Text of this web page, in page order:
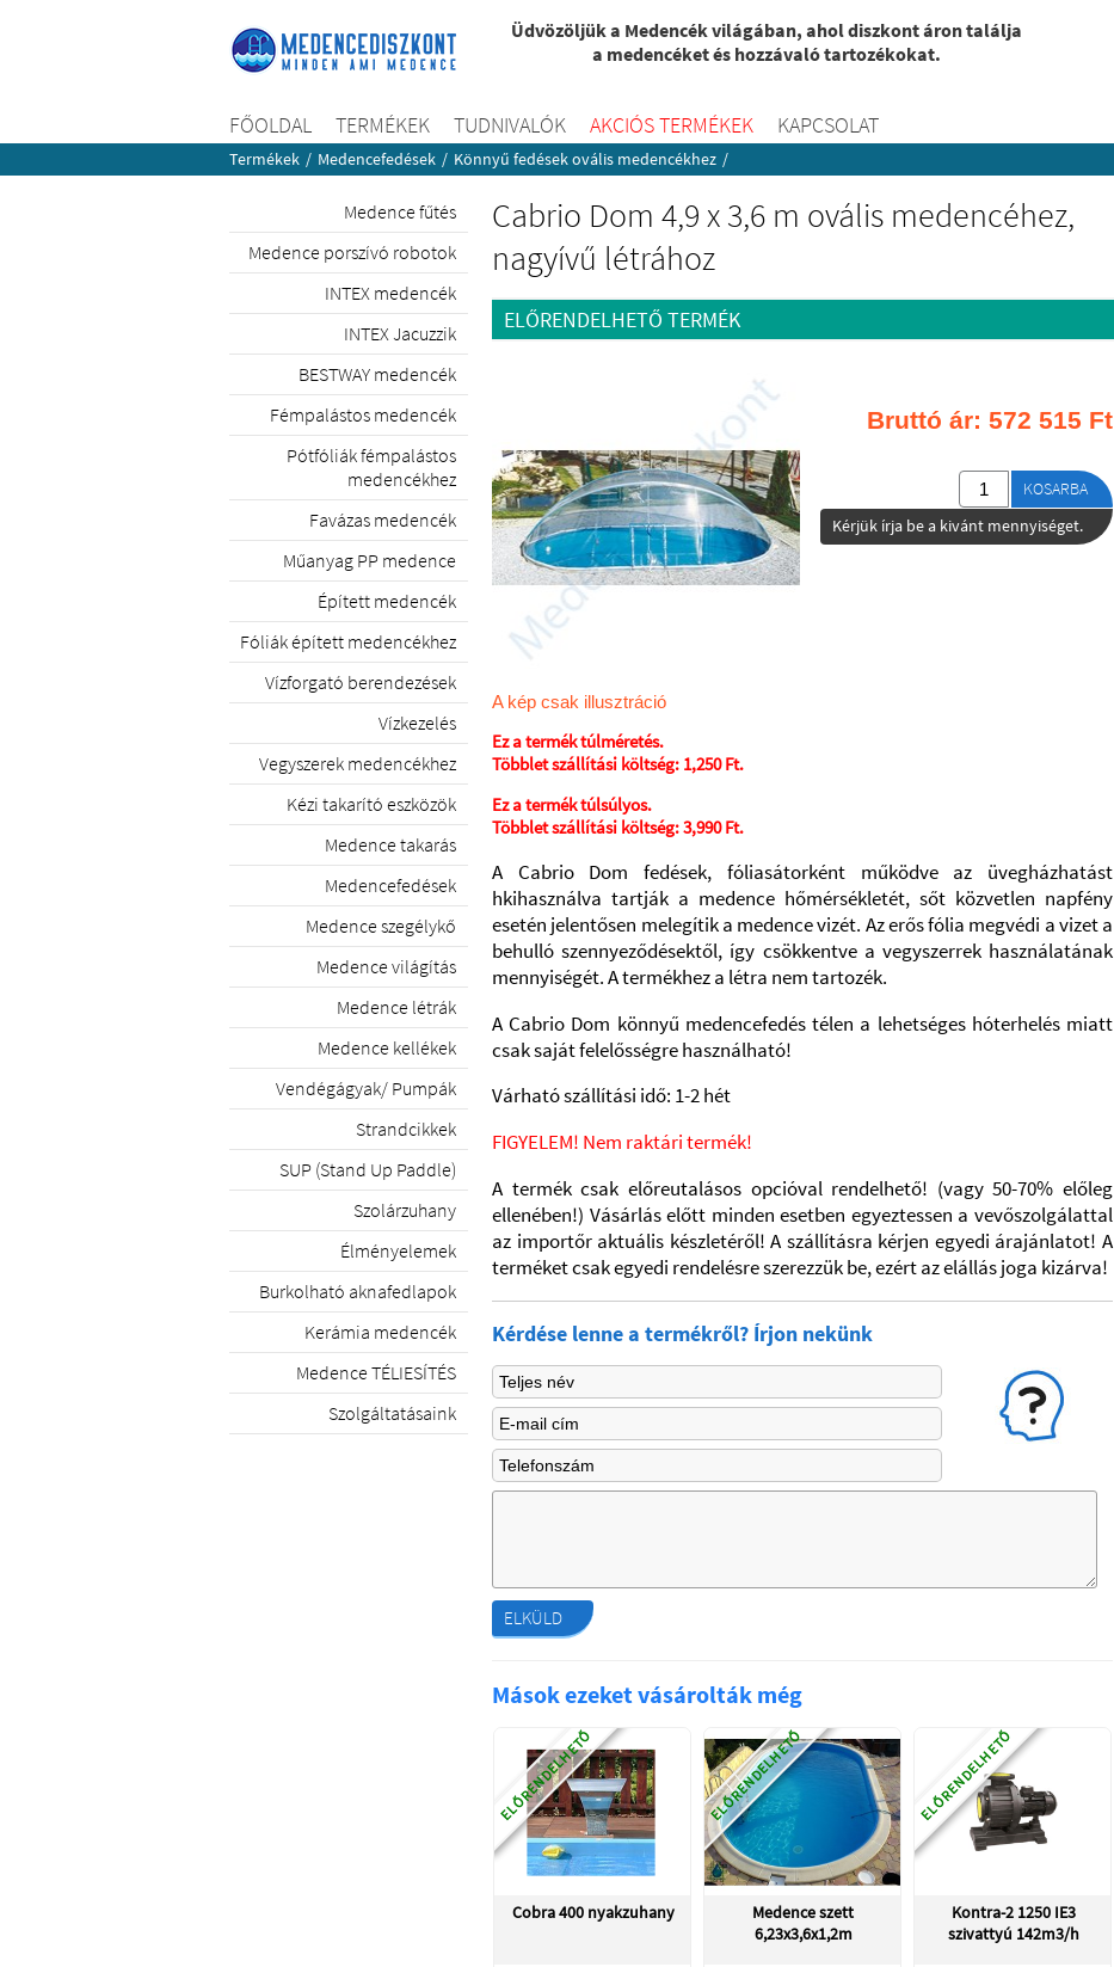
Üdvözöljük a Medencék világában, ahol diszkont áron találja
a medencéket és hozzávaló tartozékokat.
FŐOLDAL TERMÉKEK TUDNIVALÓK AKCIÓS TERMÉKEK KAPCSOLAT
Termékek / Medencefedések / Könnyű fedések ovális medencékhez /
Medence fűtés
Medence porszívó robotok
INTEX medencék
INTEX Jacuzzik
BESTWAY medencék
Fémpalástos medencék
Pótfóliák fémpalástos
medencékhez
Favázas medencék
Műanyag PP medence
Épített medencék
Fóliák épített medencékhez
Vízforgató berendezések
Vízkezelés
Vegyszerek medencékhez
Kézi takarító eszközök
Medence takarás
Medencefedések
Medence szegélykő
Medence világítás
Medence létrák
Medence kellékek
Vendégágyak/ Pumpák
Strandcikkek
SUP (Stand Up Paddle)
Szolárzuhany
Élményelemek
Burkolható aknafedlapok
Kerámia medencék
Medence TÉLIESÍTÉS
Szolgáltatásaink
Cabrio Dom 4,9 x 3,6 m ovális medencéhez,
nagyívű létrához
ELŐRENDELHETŐ TERMÉK
Bruttó ár: 572 515 Ft
KOSARBA
Kérjük írja be a kivánt mennyiséget.
A kép csak illusztráció
Ez a termék túlméretés.
Többlet szállítási költség: 1,250 Ft.
Ez a termék túlsúlyos.
Többlet szállítási költség:3,990 Ft.
A Cabrio Dom fedések, fóliasátorként működve az üvegházhatást
hkihasználva tartják a medence hőmérsékletét, sőt közvetlen napfény
esetén jelentősen melegítik a medence vizét. Az erős fólia megvédi a vizet a
behulló szennyeződésektől, így csökkentve a vegyszerrek használatának
mennyiségét. A termékhez a létra nem tartozék.
A Cabrio Dom könnyű medencefedés télen a lehetséges hóterhelés miatt
csak saját felelősségre használható!
Várható szállítási idő: 1-2 hét
FIGYELEM! Nem raktári termék!
A termék csak előreutalásos opcióval rendelhető! (vagy 50-70% előleg
ellenében!) Vásárlás előtt minden esetben egyeztessen a vevőszolgálattal
az importőr aktuális készletéről! A szállításra kérjen egyedi árajánlatot! A
terméket csak egyedi rendelésre szerezzük be, ezért az elállás joga kizárva!
Kérdése lenne a termékről? Írjon nekünk
ELKÜLD
Mások ezeket vásárolták még
ELŐRENDELHETŐ
Cobra 400 nyakzuhany
ELŐRENDELHETŐ
Medence szett
6,23x3,6x1,2m
ELŐRENDELHETŐ
Kontra-2 1250 IE3
szivattyú 142m3/h